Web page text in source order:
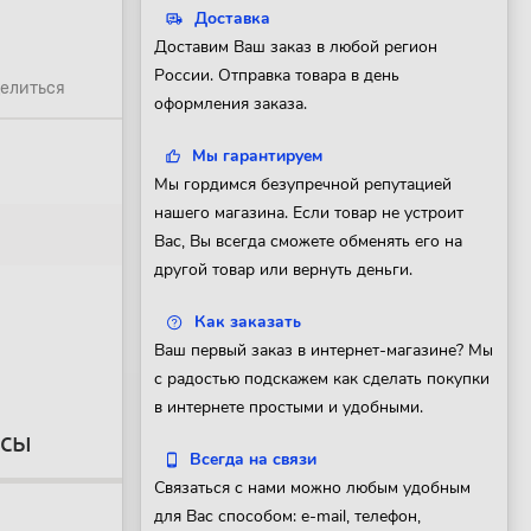
Доставка
Доставим Ваш заказ в любой регион
России. Отправка товара в день
оформления заказа.
Мы гарантируем
Мы гордимся безупречной репутацией
нашего магазина. Если товар не устроит
Вас, Вы всегда сможете обменять его на
другой товар или вернуть деньги.
Как заказать
Ваш первый заказ в интернет-магазине? Мы
с радостью подскажем как сделать покупки
в интернете простыми и удобными.
Всегда на связи
Связаться с нами можно любым удобным
для Вас способом: e-mail, телефон,